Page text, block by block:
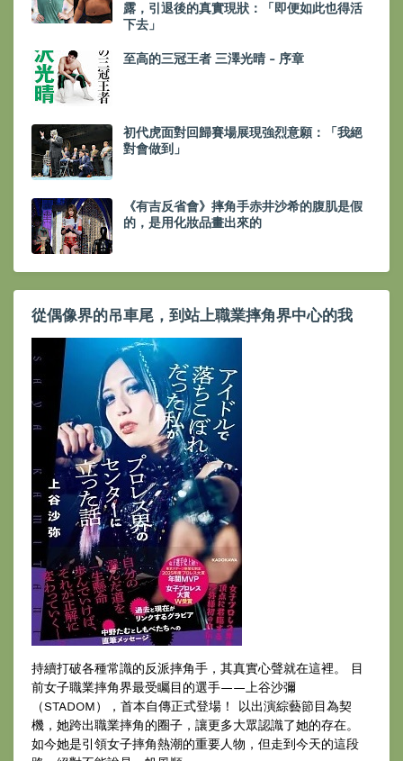
露，引退後的真實現狀：「即便如此也得活
下去」
至高的三冠王者 三澤光晴 - 序章
初代虎面對回歸賽場展現強烈意願：「我絕
對會做到」
《有吉反省會》摔角手赤井沙希的腹肌是假
的，是用化妝品畫出來的
從偶像界的吊車尾，到站上職業摔角界中心的我
持續打破各種常識的反派摔角手，其真實心聲就在這裡。 目
前女子職業摔角界最受矚目的選手——上谷沙彌
（STADOM），首本自傳正式登場！ 以出演綜藝節目為契
機，她跨出職業摔角的圈子，讓更多大眾認識了她的存在。
如今她是引領女子摔角熱潮的重要人物，但走到今天的這段